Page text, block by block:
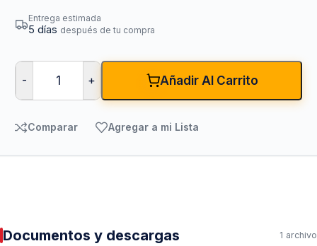
Entrega estimada
5 días después de tu compra
- + Añadir Al Carrito
Comparar Agregar a mi Lista
Documentos y descargas 1 archivo